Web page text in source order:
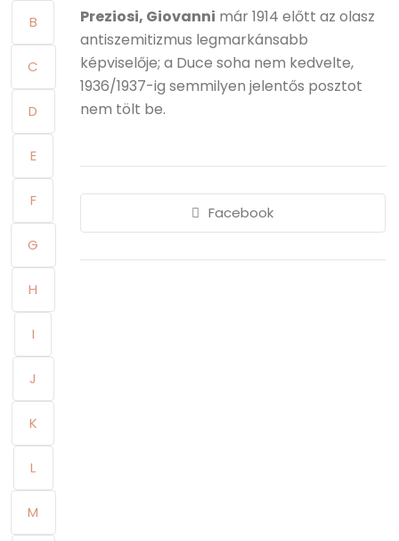
B
C
D
E
F
G
H
I
J
K
L
M
Preziosi, Giovanni már 1914 előtt az olasz
antiszemitizmus legmarkánsabb
képviselője; a Duce soha nem kedvelte,
1936/1937-ig semmilyen jelentős posztot
nem tölt be.
Facebook